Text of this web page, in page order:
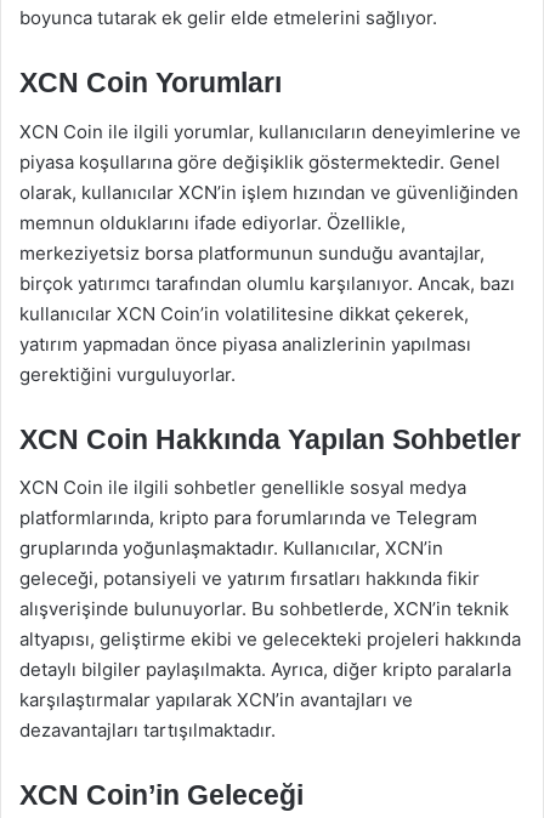
boyunca tutarak ek gelir elde etmelerini sağlıyor.
XCN Coin Yorumları
XCN Coin ile ilgili yorumlar, kullanıcıların deneyimlerine ve
piyasa koşullarına göre değişiklik göstermektedir. Genel
olarak, kullanıcılar XCN’in işlem hızından ve güvenliğinden
memnun olduklarını ifade ediyorlar. Özellikle,
merkeziyetsiz borsa platformunun sunduğu avantajlar,
birçok yatırımcı tarafından olumlu karşılanıyor. Ancak, bazı
kullanıcılar XCN Coin’in volatilitesine dikkat çekerek,
yatırım yapmadan önce piyasa analizlerinin yapılması
gerektiğini vurguluyorlar.
XCN Coin Hakkında Yapılan Sohbetler
XCN Coin ile ilgili sohbetler genellikle sosyal medya
platformlarında, kripto para forumlarında ve Telegram
gruplarında yoğunlaşmaktadır. Kullanıcılar, XCN’in
geleceği, potansiyeli ve yatırım fırsatları hakkında fikir
alışverişinde bulunuyorlar. Bu sohbetlerde, XCN’in teknik
altyapısı, geliştirme ekibi ve gelecekteki projeleri hakkında
detaylı bilgiler paylaşılmakta. Ayrıca, diğer kripto paralarla
karşılaştırmalar yapılarak XCN’in avantajları ve
dezavantajları tartışılmaktadır.
XCN Coin’in Geleceği